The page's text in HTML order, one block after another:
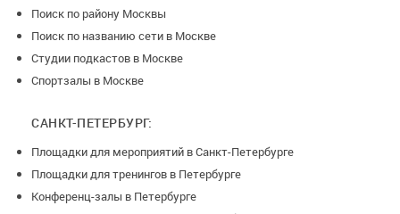
Поиск по району Москвы
Поиск по названию сети в Москве
Студии подкастов в Москве
Спортзалы в Москве
САНКТ-ПЕТЕРБУРГ:
Площадки для мероприятий в Санкт-Петербурге
Площадки для тренингов в Петербурге
Конференц-залы в Петербурге